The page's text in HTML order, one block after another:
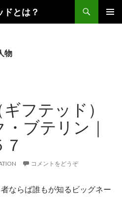
ドとは？
物
フテッド）
ブテリン｜
コメントをどうぞ
ならば誰もが知るビッグネー